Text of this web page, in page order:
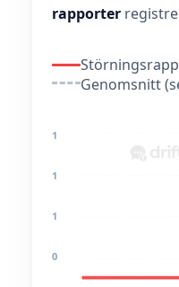
rapporter
Genomsnitt
1
1
1
0